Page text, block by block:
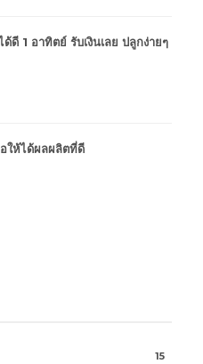
ดี 1 อาทิตย์ รับเงินเลย ปลูกง่ายๆ
ให้ได้ผลผลิตที่ดี
15